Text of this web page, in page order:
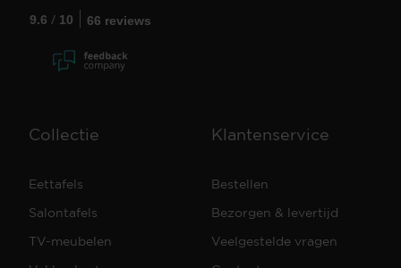
9.6 / 10 66 reviews
Collectie
Eettafels
Salontafels
TV-meubelen
Klantenservice
Bestellen
Bezorgen & levertijd
Veelgestelde vragen